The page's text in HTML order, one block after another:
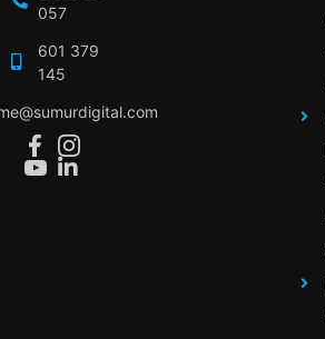
057
601 379
145